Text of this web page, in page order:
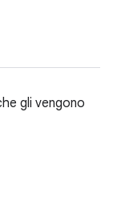
gli vengono